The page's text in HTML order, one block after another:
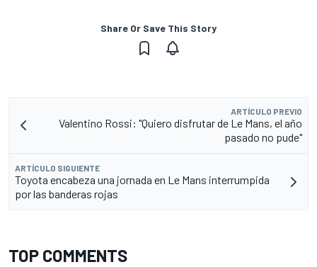
Share Or Save This Story
ARTÍCULO PREVIO
Valentino Rossi: "Quiero disfrutar de Le Mans, el año
pasado no pude"
ARTÍCULO SIGUIENTE
Toyota encabeza una jornada en Le Mans interrumpida
por las banderas rojas
TOP COMMENTS